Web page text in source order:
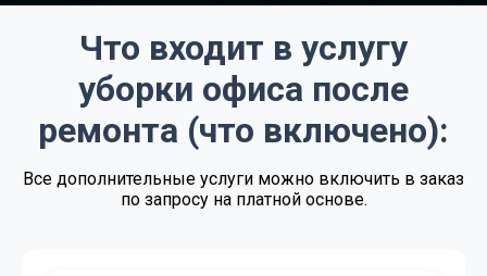
Поддерживающая уборка от 1.00 BYN/м²
Регулярная уборка Договорная
Экспресс - уборка от 4.00 BYN/м²
Уборка после пожара от 4.00 BYN/м²
Что входит в услугу
уборки офиса после
ремонта (что включено):
Все дополнительные услуги можно включить в заказ
по запросу на платной основе.